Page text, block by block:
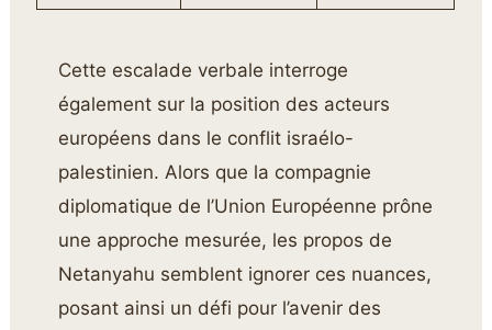
Cette escalade verbale interroge
également sur la position des acteurs
européens dans le conflit israélo-
palestinien. Alors que la compagnie
diplomatique de l’Union Européenne prône
une approche mesurée, les propos de
Netanyahu semblent ignorer ces nuances,
posant ainsi un défi pour l’avenir des